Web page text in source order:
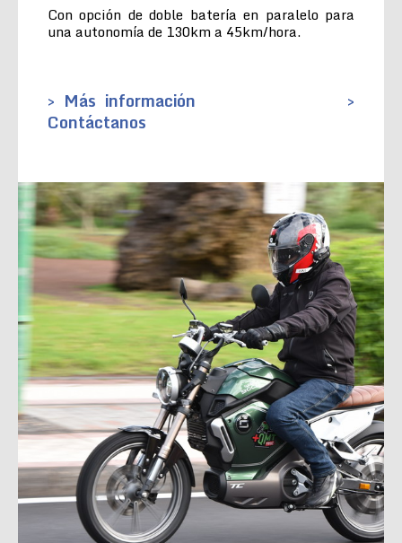
Con opción de doble batería en paralelo para
una autonomía de 130km a 45km/hora.
> Más información
>
Contáctanos